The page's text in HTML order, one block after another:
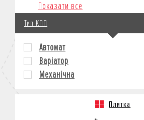
Показати все
Тип КПП
Автомат
Варіатор
Механічна
Плитка